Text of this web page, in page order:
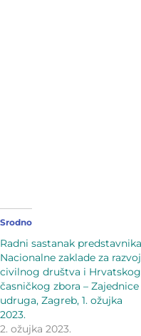
Srodno
Radni sastanak predstavnika
Nacionalne zaklade za razvoj
civilnog društva i Hrvatskog
časničkog zbora – Zajednice
udruga, Zagreb, 1. ožujka
2023.
2. ožujka 2023.